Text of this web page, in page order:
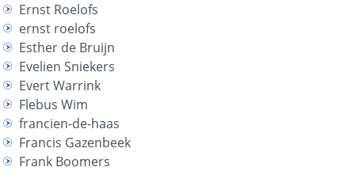
Ernst Roelofs
ernst roelofs
Esther de Bruijn
Evelien Sniekers
Evert Warrink
Flebus Wim
francien-de-haas
Francis Gazenbeek
Frank Boomers